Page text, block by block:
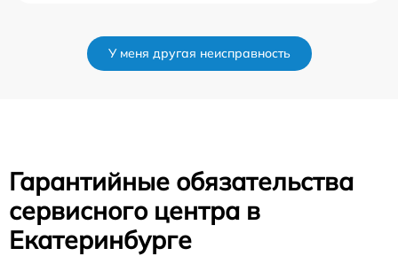
У меня другая неисправность
Гарантийные обязательства
сервисного центра в
Екатеринбурге